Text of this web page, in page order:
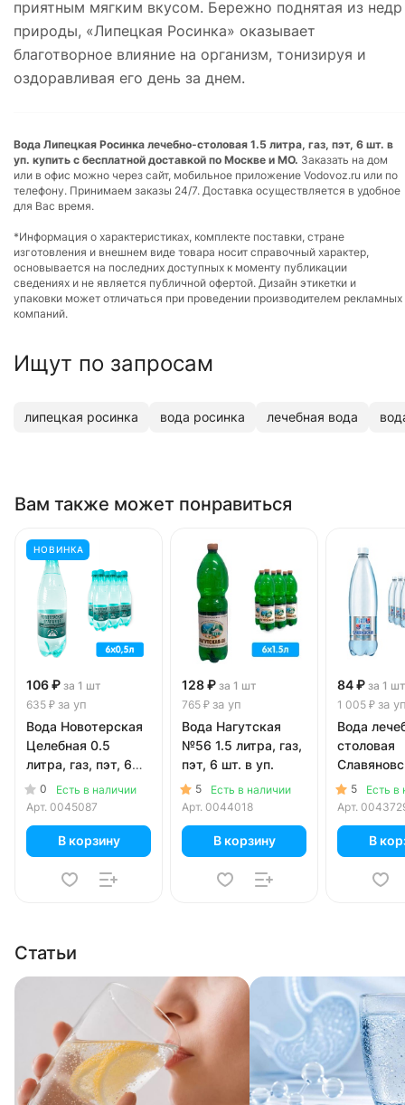
приятным мягким вкусом. Бережно поднятая из недр
природы, «Липецкая Росинка» оказывает
благотворное влияние на организм, тонизируя и
оздоравливая его день за днем.
Вода Липецкая Росинка лечебно-столовая 1.5 литра, газ, пэт, 6 шт. в
уп. купить с бесплатной доставкой по Москве и МО. Заказать на дом
или в офис можно через сайт, мобильное приложение Vodovoz.ru или по
телефону. Принимаем заказы 24/7. Доставка осуществляется в удобное
для Вас время.
*Информация о характеристиках, комплекте поставки, стране
изготовления и внешнем виде товара носит справочный характер,
основывается на последних доступных к моменту публикации
сведениях и не является публичной офертой. Дизайн этикетки и
упаковки может отличаться при проведении производителем рекламных
компаний.
Ищут по запросам
липецкая росинка вода росинка лечебная вода
Вам также может понравиться
НОВИНКА
106 ₽ за 1 шт
635 ₽ за уп
Вода Новотерская
Целебная 0.5
литра, газ, пэт, 6
шт. в уп.
0
Есть в наличии
Арт. 0045087
В корзину
128 ₽ за 1 шт
765 ₽ за уп
Вода Нагутская
№56 1.5 литра, газ,
пэт, 6 шт. в уп.
5
Есть в наличии
Арт. 0044018
В корзину
84 ₽ за 1 шт
1 005 ₽ за
Вода
столовая
литр, газ,
шт. в уп.
5
Есть в
Арт.
В
Статьи